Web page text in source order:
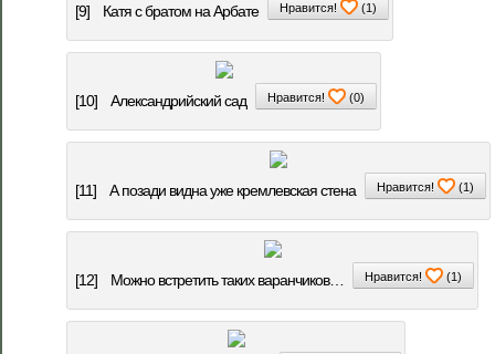
[9] Катя с братом на Арбате Нравится! (1 )
[10] Александрийский сад Нравится! (0)
[11] А позади видна уже кремлевская стена Нравится! (1 )
[12] Можно встретить таких варанчиков… Нравится! (1 )